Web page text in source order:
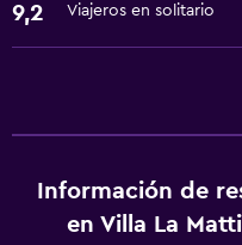
Baño
Servicios de lavandería/
9,2 Viajeros en solitario
Información de
en Villa La